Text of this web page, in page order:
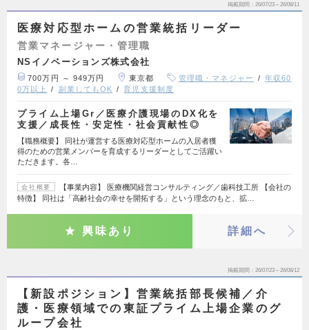
掲載期間 26/07/23～26/08/11
医療対応型ホームの営業統括リーダー
営業マネージャー・管理職
NSイノベーションズ株式会社
700万円 ～ 949万円 東京都 管理職・マネジャー
年収60
0万以上
副業してもOK 育児支援制度
プライム上場Gr／医療介護現場のDX化を
支援／成長性・安定性・社会貢献性◎
【職務概要】 同社が運営する医療対応型ホームの入居者獲
得のための営業メンバーを育成するリーダーとしてご活躍い
ただきます。各…
会社概要
【事業内容】 医療機関経営コンサルティング／歯科技工所 【会社の
特徴】 同社は「高齢社会の幸せを開拓する」という理念のもと、拡…
興味あり 詳細へ
掲載期間 26/07/23～26/08/12
【新設ポジション】営業統括部長候補／介
護・医療領域での東証プライム上場企業のグ
ループ会社